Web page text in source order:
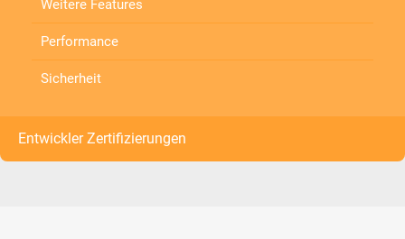
Weitere Features
Performance
Sicherheit
Entwickler Zertifizierungen